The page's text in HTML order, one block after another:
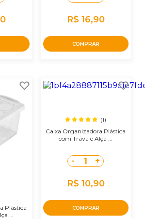
R$ 16,90
COMPRAR
Plástica
...
(1)
Caixa Organizadora Plástica
com Trava e Alça ...
- 1 +
R$ 10,90
COMPRAR